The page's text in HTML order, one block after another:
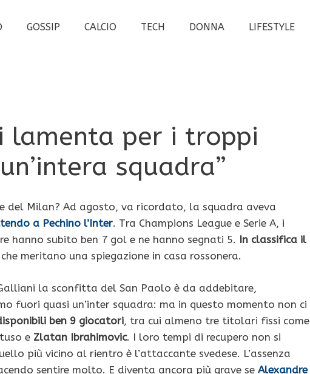
GOSSIP CALCIO TECH DONNA LIFESTYLE
lamenta per i troppi
squadra”
del Milan? Ad agosto, va ricordato, la squadra aveva
a Pechino l’Inter. Tra Champions League e Serie A, i
hanno subito ben 7 gol e ne hanno segnati 5. In classifica il
meritano una spiegazione in casa rossonera.
la sconfitta del San Paolo è da addebitare,
fuori quasi un’inter squadra: ma in questo momento non ci
ben 9 giocatori, tra cui almeno tre titolari fissi come
e Zlatan Ibrahimovic. I loro tempi di recupero non si
più vicino al rientro è l’attaccante svedese. L’assenza
sentire molto. E diventa ancora più grave se Alexandre